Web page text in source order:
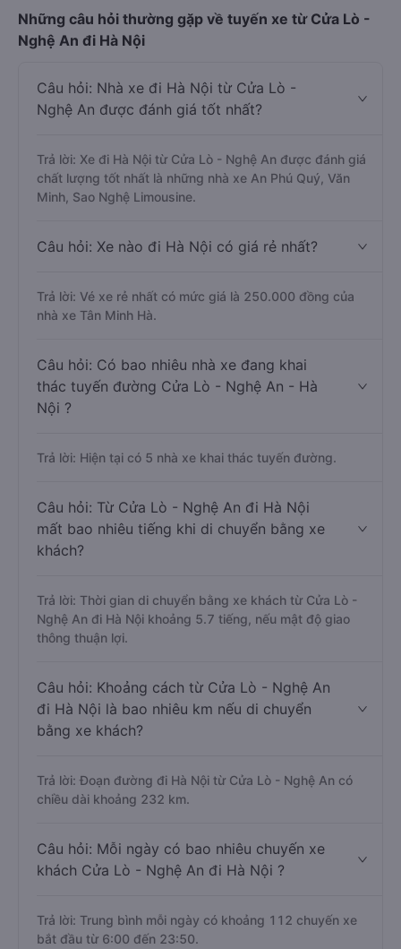
Những câu hỏi thường gặp về tuyến xe từ Cửa Lò -
Nghệ An đi Hà Nội
Câu hỏi: Nhà xe đi Hà Nội từ Cửa Lò -
Nghệ An được đánh giá tốt nhất?
Trả lời: Xe đi Hà Nội từ Cửa Lò - Nghệ An được đánh giá
chất lượng tốt nhất là những nhà xe An Phú Quý, Văn
Minh, Sao Nghệ Limousine.
Câu hỏi: Xe nào đi Hà Nội có giá rẻ nhất?
Trả lời: Vé xe rẻ nhất có mức giá là 250.000 đồng của
nhà xe Tân Minh Hà.
Câu hỏi: Có bao nhiêu nhà xe đang khai
thác tuyến đường Cửa Lò - Nghệ An - Hà
Nội ?
Trả lời: Hiện tại có 5 nhà xe khai thác tuyến đường.
Câu hỏi: Từ Cửa Lò - Nghệ An đi Hà Nội
mất bao nhiêu tiếng khi di chuyển bằng xe
khách?
Trả lời: Thời gian di chuyển bằng xe khách từ Cửa Lò -
Nghệ An đi Hà Nội khoảng 5.7 tiếng, nếu mật độ giao
thông thuận lợi.
Câu hỏi: Khoảng cách từ Cửa Lò - Nghệ An
đi Hà Nội là bao nhiêu km nếu di chuyển
bằng xe khách?
Trả lời: Đoạn đường đi Hà Nội từ Cửa Lò - Nghệ An có
chiều dài khoảng 232 km.
Câu hỏi: Mỗi ngày có bao nhiêu chuyến xe
khách Cửa Lò - Nghệ An đi Hà Nội ?
Trả lời: Trung bình mỗi ngày có khoảng 112 chuyến xe
bắt đầu từ 6:00 đến 23:50.